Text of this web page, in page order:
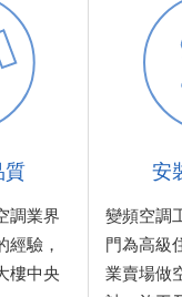
質
調業界
經驗，
樓中央
安
變頻空調
門為高級
業賣場做